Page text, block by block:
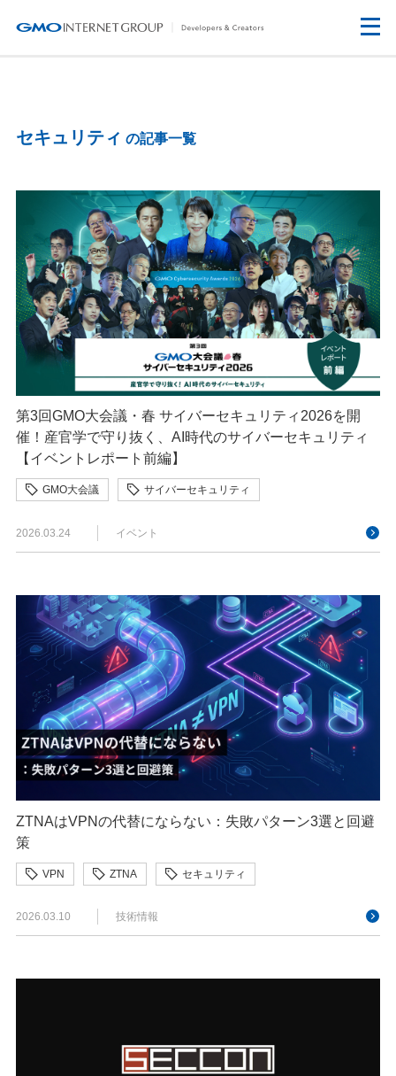
セキュリティ の記事一覧
第3回GMO大会議・春 サイバーセキュリティ2026を開
催！産官学で守り抜く、AI時代のサイバーセキュリティ
【イベントレポート前編】
GMO大会議
サイバーセキュリティ
2026.03.24
イベント
ZTNAはVPNの代替にならない：失敗パターン3選と回避
策
VPN ZTNA セキュリティ
2026.03.10 技術情報